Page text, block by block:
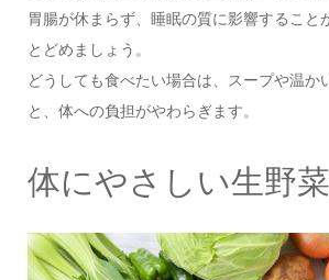
胃腸が休まらず、睡眠の質に影響すること
とどめましょう。
どうしても食べたい場合は、スープや温か
と、体への負担がやわらぎます。
体にやさしい生野